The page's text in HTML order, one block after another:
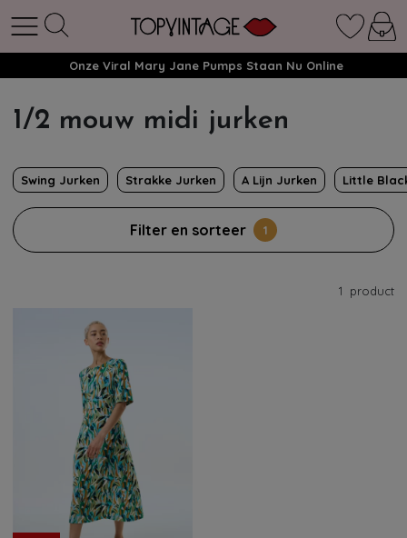
Onze Viral Mary Jane Pumps Staan Nu Online
1/2 mouw midi jurken
Swing Jurken Strakke Jurken A Lijn Jurken Little
Filter en sorteer 1
1 product